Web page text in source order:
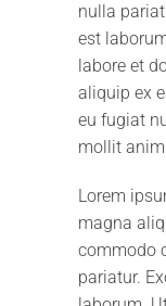
nulla
est
labore et
aliquip ex
eu fugiat
mollit
Lorem
magna
commodo
pariatur.